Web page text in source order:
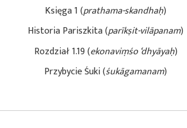
Księga 1 (prathama-skandhaḥ)
Historia Pariszkita (parīkṣit-vilāpanam)
Rozdział 1.19 (ekonaviṃśo ‘dhyāyaḥ)
Przybycie Śuki (śukāgamanam)